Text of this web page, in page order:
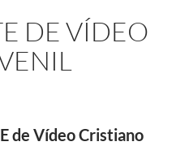
DE VÍDEO
de Vídeo Cristiano